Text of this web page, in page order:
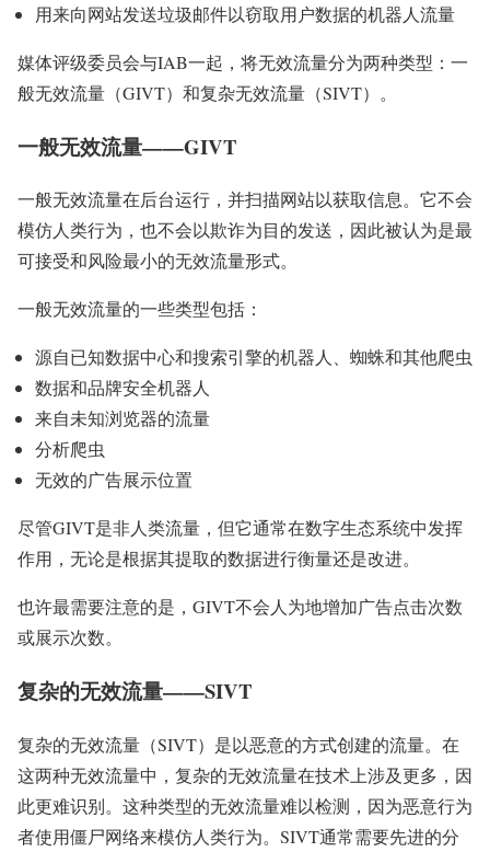
用来向网站发送垃圾邮件以窃取用户数据的机器人流量
媒体评级委员会与IAB一起，将无效流量分为两种类型：一
般无效流量（GIVT）和复杂无效流量（SIVT）。
一般无效流量——GIVT
一般无效流量在后台运行，并扫描网站以获取信息。它不会
模仿人类行为，也不会以欺诈为目的发送，因此被认为是最
可接受和风险最小的无效流量形式。
一般无效流量的一些类型包括：
源自已知数据中心和搜索引擎的机器人、蜘蛛和其他爬虫
数据和品牌安全机器人
来自未知浏览器的流量
分析爬虫
无效的广告展示位置
尽管GIVT是非人类流量，但它通常在数字生态系统中发挥
作用，无论是根据其提取的数据进行衡量还是改进。
也许最需要注意的是，GIVT不会人为地增加广告点击次数
或展示次数。
复杂的无效流量——SIVT
复杂的无效流量（SIVT）是以恶意的方式创建的流量。在
这两种无效流量中，复杂的无效流量在技术上涉及更多，因
此更难识别。这种类型的无效流量难以检测，因为恶意行为
者使用僵尸网络来模仿人类行为。SIVT通常需要先进的分